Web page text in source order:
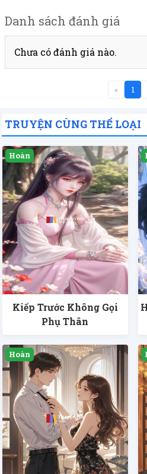
Danh sách đánh giá
Chưa có đánh giá nào.
« 1
TRUYỆN CÙNG THỂ LOẠI
Kiếp Trước Không Gọi
Phụ Thân